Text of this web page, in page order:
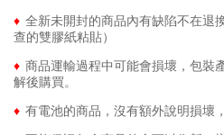
♦ 全新未開封的商品內有缺陷不在退
查的雙膠紙粘貼）
♦ 商品運輸過程中可能會損壞，包裝
解後購買。
♦ 有電池的商品，沒有額外說明損壞